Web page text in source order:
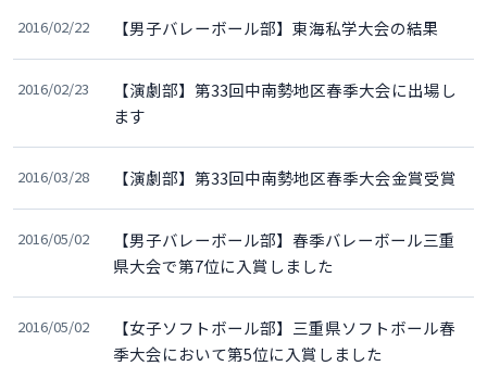
2016/02/22 【男子バレーボール部】東海私学大会の結果
2016/02/23
【演劇部】第33回中南勢地区春季大会に出場し
ます
2016/03/28 【演劇部】第33回中南勢地区春季大会金賞受賞
2016/05/02
【男子バレーボール部】春季バレーボール三重
県大会で第7位に入賞しました
2016/05/02
【女子ソフトボール部】三重県ソフトボール春
季大会において第5位に入賞しました